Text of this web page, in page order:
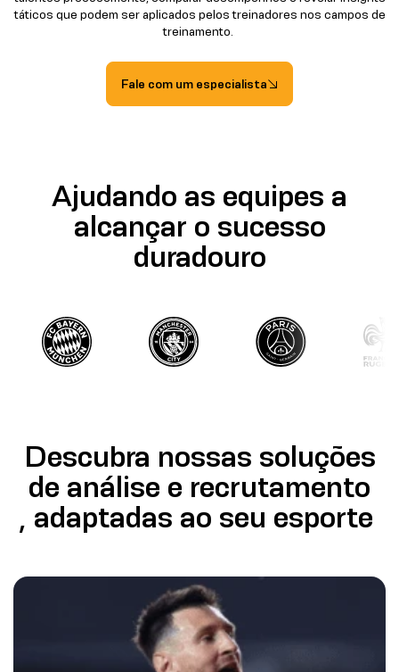
táticos que podem ser aplicados pelos treinadores nos campos de
treinamento.
Fale com um especialista
Ajudando as equipes a
alcançar o sucesso
duradouro
Descubra nossas soluções
de análise e recrutamento
, adaptadas ao seu esporte